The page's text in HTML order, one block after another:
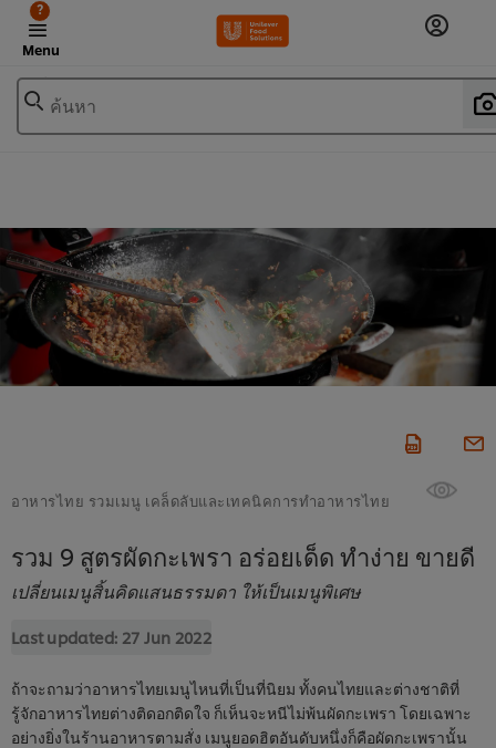
Menu
?
ค้นหา
อาหารไทย รวมเมนู เคล็ดลับและเทคนิคการทำอาหารไทย
รวม 9 สูตรผัดกะเพรา อร่อยเด็ด ทำง่าย ขายดี
เปลี่ยนเมนูสิ้นคิดแสนธรรมดา ให้เป็นเมนูพิเศษ
Last updated: 27 Jun 2022
ถ้าจะถามว่าอาหารไทยเมนูไหนที่เป็นที่นิยม ทั้งคนไทยและต่างชาติที่
รู้จักอาหารไทยต่างติดอกติดใจ ก็เห็นจะหนีไม่พ้นผัดกะเพรา โดยเฉพาะ
อย่างยิ่งในร้านอาหารตามสั่ง เมนูยอดฮิตอันดับหนึ่งก็คือผัดกะเพรานั้น